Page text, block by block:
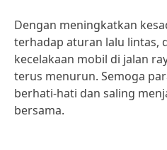
Dengan meningkatkan
terhadap aturan lalu lintas,
kecelakaan mobil di jalan
terus menurun. Semoga
berhati-hati dan saling
bersama.